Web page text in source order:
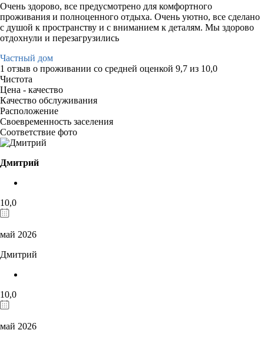
Очень здорово, все предусмотрено для комфортного
проживания и полноценного отдыха. Очень уютно, все сделано
с душой к пространству и с вниманием к деталям. Мы здорово
отдохнули и перезагрузились
Частный дом
1 отзыв о проживании со средней оценкой 9,7 из 10,0
Чистота
Цена - качество
Качество обслуживания
Расположение
Своевременность заселения
Соответствие фото
Дмитрий
10,0
май 2026
Дмитрий
10,0
май 2026